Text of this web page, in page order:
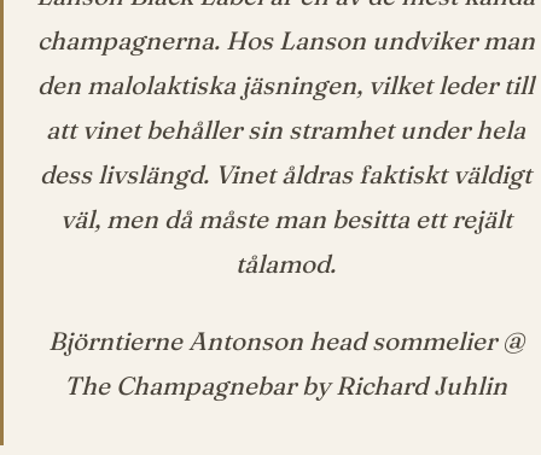
champagnerna. Hos Lanson undviker man
den malolaktiska jäsningen, vilket leder till
att vinet behåller sin stramhet under hela
dess livslängd. Vinet åldras faktiskt väldigt
väl, men då måste man besitta ett rejält
tålamod.
Björntierne Antonson head sommelier @
The Champagnebar by Richard Juhlin